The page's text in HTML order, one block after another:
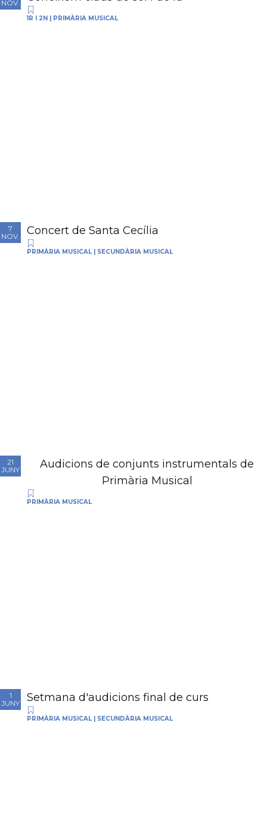
NOV.
1R I 2N | PRIMÀRIA MUSICAL
7
NOV.
Concert de Santa Cecília
PRIMÀRIA MUSICAL | SECUNDÀRIA MUSICAL
21
JUNY
Audicions de conjunts instrumentals de
Primària Musical
PRIMÀRIA MUSICAL
1
JUNY
Setmana d'audicions final de curs
PRIMÀRIA MUSICAL | SECUNDÀRIA MUSICAL